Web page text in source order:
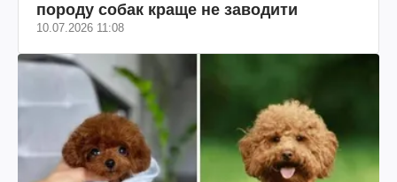
породу собак краще не заводити
10.07.2026 11:08